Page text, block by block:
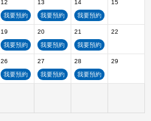
12 13 14
15
我要預約 我要預約 我要預約
19 20 21
22
我要預約 我要預約 我要預約
26 27 28
29
我要預約 我要預約 我要預約